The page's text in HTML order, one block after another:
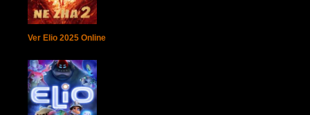
Ver Elio 2025 Online